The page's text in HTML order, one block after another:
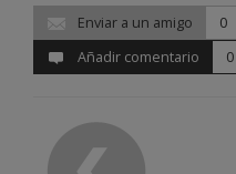
Enviar a un amigo
0
Añadir comentario
0